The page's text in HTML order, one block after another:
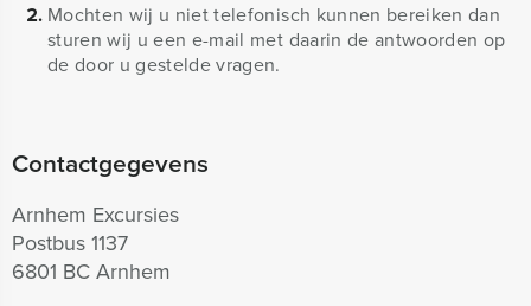
Mochten wij u niet telefonisch kunnen bereiken dan
sturen wij u een e-mail met daarin de antwoorden op
de door u gestelde vragen.
Contactgegevens
Arnhem Excursies
Postbus 1137
6801 BC Arnhem